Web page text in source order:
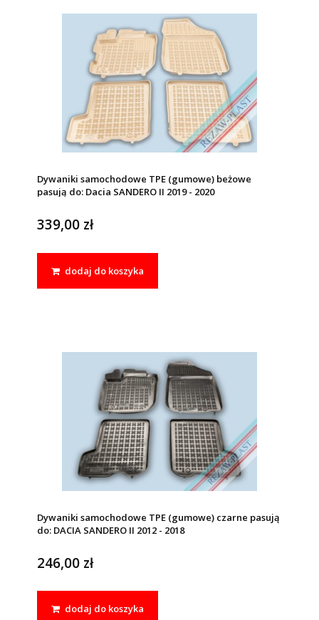
Dywaniki samochodowe TPE (gumowe) beżowe
pasują do: Dacia SANDERO II 2019 - 2020
339,00 zł
dodaj do koszyka
Dywaniki samochodowe TPE (gumowe) czarne pasują
do: DACIA SANDERO II 2012 - 2018
246,00 zł
dodaj do koszyka